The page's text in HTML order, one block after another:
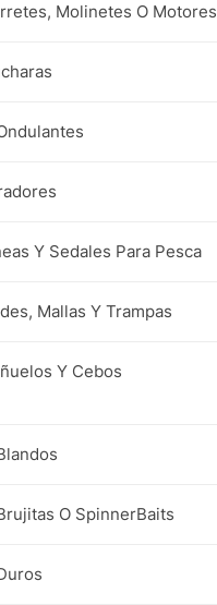
Molinetes O Motores
Y Sedales Para Pesca
Mallas Y Trampas
Y Cebos
O SpinnerBaits